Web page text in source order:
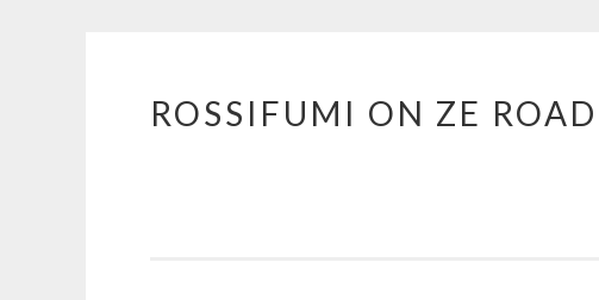
Aller
ROSSIFUMI ON ZE ROAD